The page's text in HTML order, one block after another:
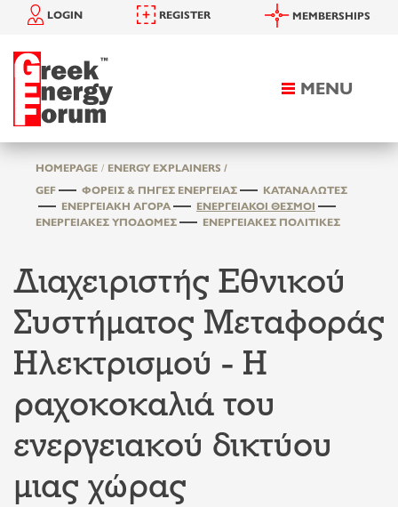
Toggle
MENU
LOGIN REGISTER MEMBERSHIPS
HOMEPAGE
ENERGY EXPLAINERS /
GEF
ΦΟΡΕΊΣ & ΠΗΓΈΣ ΕΝΈΡΓΕΙΑΣ
ΚΑΤΑΝΑΛΩΤΈΣ
ΕΝΕΡΓΕΙΑΚΉ ΑΓΟΡΆ
ΕΝΕΡΓΕΙΑΚΟΊ ΘΕΣΜΟΊ
ΕΝΕΡΓΕΙΑΚΈΣ ΥΠΟΔΟΜΈΣ
ΕΝΕΡΓΕΙΑΚΈΣ ΠΟΛΙΤΙΚΈΣ
Διαχειριστής Εθνικού
Συστήματος Μεταφοράς
Ηλεκτρισμού - Η
ραχοκοκαλιά του
ενεργειακού δικτύου
μιας χώρας